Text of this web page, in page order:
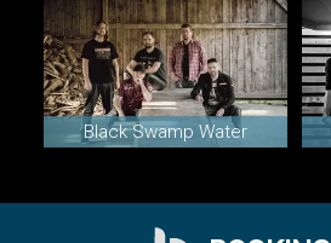
Black Swamp Water